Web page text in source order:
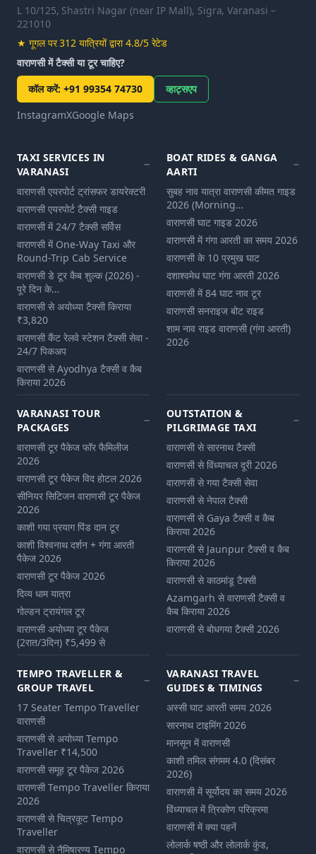
L 10/125, Shastri Nagar (near IP Mall), Sigra, Varanasi –
221010
★ गूगल पर 312 यात्रियों द्वारा 4.8/5 रेटेड
वाराणसी में टैक्सी या टूर चाहिए?
कॉल करें: +91 99354 74730
व्हाट्सएप
InstagramXGoogle Maps
TAXI SERVICES IN
VARANASI
वाराणसी एयरपोर्ट ट्रांसफर डायरेक्टरी
वाराणसी एयरपोर्ट टैक्सी गाइड
वाराणसी में 24/7 टैक्सी सर्विस
वाराणसी में One-Way Taxi और
Round-Trip Cab Service
वाराणसी डे टूर कैब शुल्‍क (2026) -
पूरे दिन के…
वाराणसी से अयोध्या टैक्सी किराया
₹3,820
वाराणसी कैंट रेलवे स्टेशन टैक्सी सेवा -
24/7 पिकअप
वाराणसी से Ayodhya टैक्सी व कैब
किराया 2026
BOAT RIDES & GANGA
AARTI
सुबह नाव यात्रा वाराणसी कीमत गाइड
2026 (Morning…
वाराणसी घाट गाइड 2026
वाराणसी में गंगा आरती का समय 2026
वाराणसी के 10 प्रमुख घाट
दशाश्वमेध घाट गंगा आरती 2026
वाराणसी में 84 घाट नाव टूर
वाराणसी सनराइज बोट राइड
शाम नाव राइड वाराणसी (गंगा आरती)
2026
VARANASI TOUR
PACKAGES
वाराणसी टूर पैकेज फॉर फैमिलीज
2026
वाराणसी टूर पैकेज विद होटल 2026
सीनियर सिटिजन वाराणसी टूर पैकेज
2026
काशी गया प्रयाग पिंड दान टूर
काशी विश्वनाथ दर्शन + गंगा आरती
पैकेज 2026
वाराणसी टूर पैकेज 2026
दिव्य धाम यात्रा
गोल्डन ट्रायंगल टूर
वाराणसी अयोध्या टूर पैकेज
(2रात/3दिन) ₹5,499 से
OUTSTATION &
PILGRIMAGE TAXI
वाराणसी से सारनाथ टैक्सी
वाराणसी से विंध्याचल दूरी 2026
वाराणसी से गया टैक्सी सेवा
वाराणसी से नेपाल टैक्सी
वाराणसी से Gaya टैक्सी व कैब
किराया 2026
वाराणसी से Jaunpur टैक्सी व कैब
किराया 2026
वाराणसी से काठमांडू टैक्सी
Azamgarh से वाराणसी टैक्सी व
कैब किराया 2026
वाराणसी से बोधगया टैक्सी 2026
TEMPO TRAVELLER &
GROUP TRAVEL
17 Seater Tempo Traveller
वाराणसी
वाराणसी से अयोध्या Tempo
Traveller ₹14,500
वाराणसी समूह टूर पैकेज 2026
वाराणसी Tempo Traveller किराया
2026
वाराणसी से चित्रकूट Tempo
Traveller
वाराणसी से नैमिषारण्य Tempo
VARANASI TRAVEL
GUIDES & TIMINGS
अस्सी घाट आरती समय 2026
सारनाथ टाइमिंग 2026
मानसून में वाराणसी
काशी तमिल संगमम 4.0 (दिसंबर
2026)
वाराणसी में सूर्योदय का समय 2026
विंध्याचल में त्रिकोण परिक्रमा
वाराणसी में क्या पहनें
लोलार्क षष्ठी और लोलार्क कुंड,